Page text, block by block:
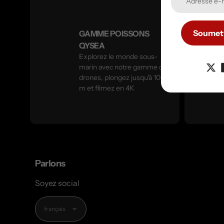
GAMME POISSONS
QYSEA
Explorez le monde sous-
marin avec notre gamme de
drones, plongez jusqu'à 100
m et filmez en 4K
Parlons
Soyez social
Langue
français